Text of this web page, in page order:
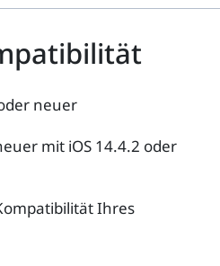
neuer
mit iOS 14.4.2 oder
Ihres